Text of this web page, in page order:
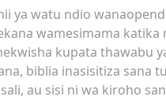
ya watu ndio
wamesimama
kupata thawabu
biblia inasisitiza sana
au sisi ni wa kiroho